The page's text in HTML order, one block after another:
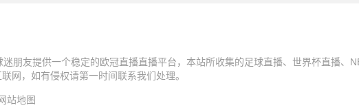
朋友提供一个稳定的欧冠直播直播平台，本站所收集的足球直播、世界杯直播、
网，如有侵权请第一时间联系我们处理。
站地图